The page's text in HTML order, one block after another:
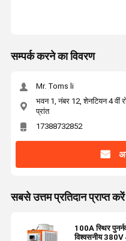
सम्पर्क करने का विवरण
Mr. Toms li
भवन 1, नंबर 12, शेनटियन 4 वीं
प्रांत
17388732852
सबसे उत्तम प्रतिदान प्राप्त करें
100A स्थिर
विश्वसनीय